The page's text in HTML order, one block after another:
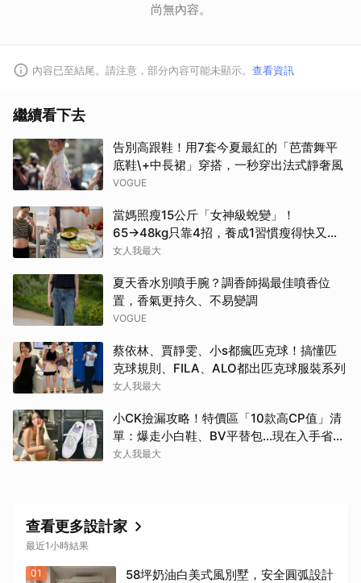
尚無內容。
內容已至結尾。請注意，部分內容可能未顯示。 查看資訊
繼續看下去
告別高跟鞋！用7套今夏最紅的「芭蕾舞平
底鞋\+中長裙」穿搭，一秒穿出法式靜奢風
VOGUE
當媽照瘦15公斤「女神級蛻變」！
65→48kg只靠4招，養成1習慣瘦得快又不
復胖
女人我最大
夏天香水別噴手腕？調香師揭最佳噴香位
置，香氣更持久、不易變調
VOGUE
蔡依林、賈靜雯、小s都瘋匹克球！搞懂匹
克球規則、FILA、ALO都出匹克球服裝系列
女人我最大
小CK撿漏攻略！特價區「10款高CP值」清
單：爆走小白鞋、BV平替包…現在入手省一
筆
女人我最大
查看更多設計家
最近1小時結果
01
58坪奶油白美式風別墅，安全圓弧設計